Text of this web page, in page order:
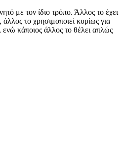
με τον ίδιο τρόπο. Άλλος το έχει
το χρησιμοποιεί κυρίως για
κάποιος άλλος το θέλει απλώς